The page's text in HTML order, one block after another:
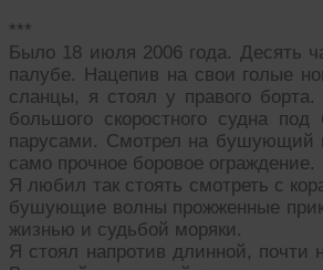
***
Было 18 июля 2006 года. Десять
палубе. Нацепив на свои голые
сланцы, я стоял у правого
большого скоростного судна
парусами. Смотрел на бушующий
само прочное боровое ограждение.
Я любил так стоять смотреть с
бушующие волны прожженные
жизнью и судьбой моряки.
Я стоял напротив длинной,